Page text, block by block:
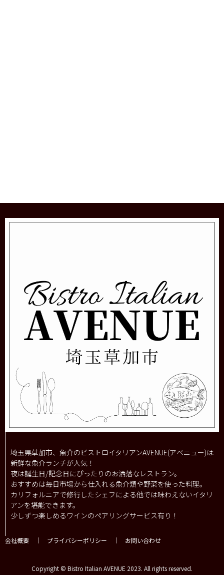
埼玉県草加市、魚介のビストロイタリアンAVENUE(アベニュー)は
新鮮な魚介ランチが人気！
夜は誕生日/記念日にぴったりのお洒落なレストラン。
おすすめは毎日市場から仕入れる魚介類や野菜を使った料理。
カリフォルニアで修行したシェフによる他では味わえないイタリ
アンを堪能できます。
少しずつ楽しめるワインのペアリングサービス有り！
会社概要 ｜ プライバシーポリシー ｜ お問い合わせ
Copyright © Bistro Italian AVENUE 2023. All rights reserved.